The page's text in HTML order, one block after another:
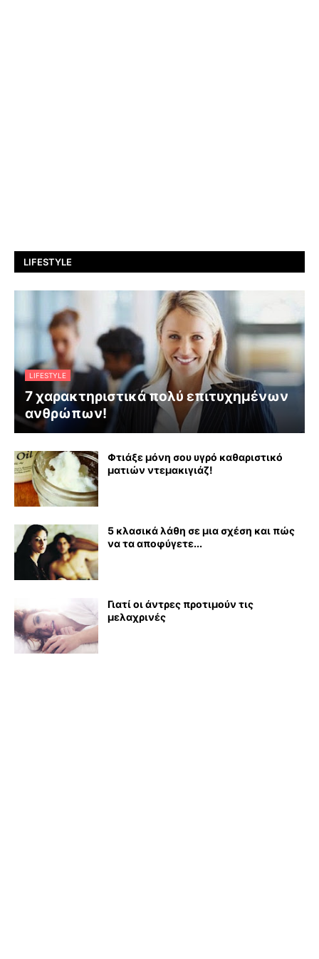
LIFESTYLE
LIFESTYLE
7 χαρακτηριστικά πολύ επιτυχημένων
ανθρώπων!
Φτιάξε μόνη σου υγρό καθαριστικό
ματιών ντεμακιγιάζ!
5 κλασικά λάθη σε μια σχέση και πώς
να τα αποφύγετε...
Γιατί οι άντρες προτιμούν τις
μελαχρινές